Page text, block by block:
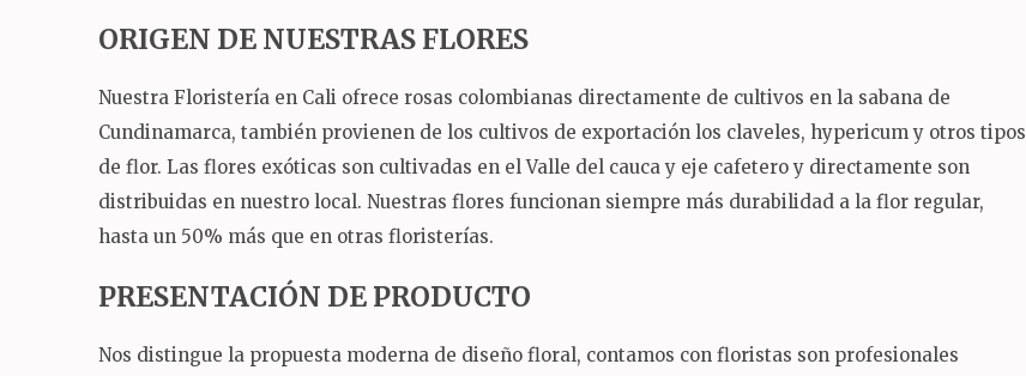
ORIGEN DE NUESTRAS FLORES
Nuestra Floristería en Cali ofrece rosas colombianas directamente de cultivos en la sabana de
Cundinamarca, también provienen de los cultivos de exportación los claveles, hypericum y otros tipos
de flor. Las flores exóticas son cultivadas en el Valle del cauca y eje cafetero y directamente son
distribuidas en nuestro local. Nuestras flores funcionan siempre más durabilidad a la flor regular,
hasta un 50% más que en otras floristerías.
PRESENTACIÓN DE PRODUCTO
Nos distingue la propuesta moderna de diseño floral, contamos con floristas son profesionales